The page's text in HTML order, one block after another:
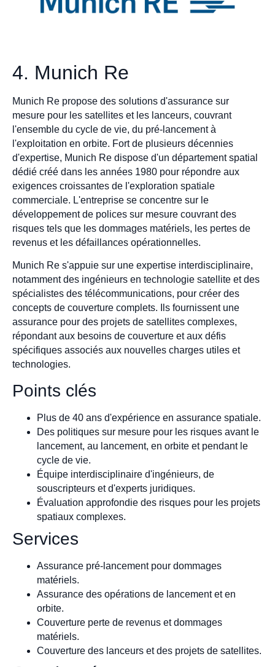
4. Munich Re
Munich Re propose des solutions d'assurance sur
mesure pour les satellites et les lanceurs, couvrant
l'ensemble du cycle de vie, du pré-lancement à
l'exploitation en orbite. Fort de plusieurs décennies
d'expertise, Munich Re dispose d'un département spatial
dédié créé dans les années 1980 pour répondre aux
exigences croissantes de l'exploration spatiale
commerciale. L'entreprise se concentre sur le
développement de polices sur mesure couvrant des
risques tels que les dommages matériels, les pertes de
revenus et les défaillances opérationnelles.
Munich Re s'appuie sur une expertise interdisciplinaire,
notamment des ingénieurs en technologie satellite et des
spécialistes des télécommunications, pour créer des
concepts de couverture complets. Ils fournissent une
assurance pour des projets de satellites complexes,
répondant aux besoins de couverture et aux défis
spécifiques associés aux nouvelles charges utiles et
technologies.
Points clés
Plus de 40 ans d'expérience en assurance spatiale.
Des politiques sur mesure pour les risques avant le
lancement, au lancement, en orbite et pendant le
cycle de vie.
Équipe interdisciplinaire d'ingénieurs, de
souscripteurs et d'experts juridiques.
Évaluation approfondie des risques pour les projets
spatiaux complexes.
Services
Assurance pré-lancement pour dommages
matériels.
Assurance des opérations de lancement et en
orbite.
Couverture perte de revenus et dommages
matériels.
Couverture des lanceurs et des projets de satellites.